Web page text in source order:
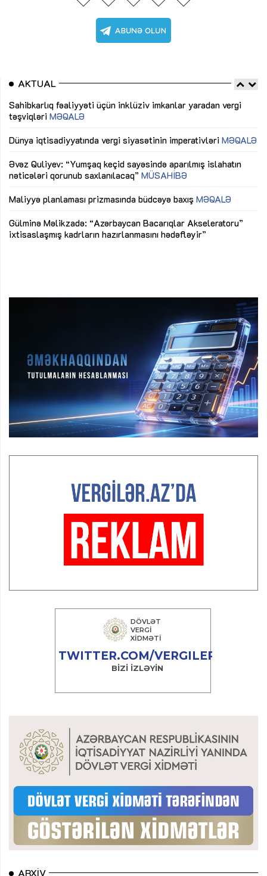
AKTUAL
Sahibkarlıq fəaliyyəti üçün inklüziv imkanlar yaradan vergi
təşviqləri MƏQALƏ
Dünya iqtisadiyyatında vergi siyasətinin imperativləri MƏQALƏ
Əvəz Quliyev: “Yumşaq keçid sayəsində aparılmış islahatın
nəticələri qorunub saxlanılacaq” MÜSAHİBƏ
Maliyyə planlaması prizmasında büdcəyə baxış MƏQALƏ
Gülminə Məlikzadə: “Azərbaycan Bacarıqlar Akseleratoru”
ixtisaslaşmış kadrların hazırlanmasını hədəfləyir”
ARXIV